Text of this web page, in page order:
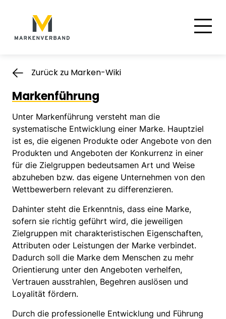
Hauptnavigation
Zurück zu Marken-Wiki
Markenführung
Unter Markenführung versteht man die
systematische Entwicklung einer Marke. Hauptziel
ist es, die eigenen Produkte oder Angebote von den
Produkten und Angeboten der Konkurrenz in einer
für die Zielgruppen bedeutsamen Art und Weise
abzuheben bzw. das eigene Unternehmen von den
Wettbewerbern relevant zu differenzieren.
Dahinter steht die Erkenntnis, dass eine Marke,
sofern sie richtig geführt wird, die jeweiligen
Zielgruppen mit charakteristischen Eigenschaften,
Attributen oder Leistungen der Marke verbindet.
Dadurch soll die Marke dem Menschen zu mehr
Orientierung unter den Angeboten verhelfen,
Vertrauen ausstrahlen, Begehren auslösen und
Loyalität fördern.
Durch die professionelle Entwicklung und Führung